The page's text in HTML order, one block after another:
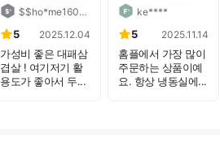
$$ho*me160****
5 2025.12.04
가성비 좋은 대패삼
겹살 ! 여기저기 활
용도가 좋아서 두...
ke****
5 2025.11.14
홈플에서 가장 많이
주문하는 상품이예
요. 항상 냉동실에...